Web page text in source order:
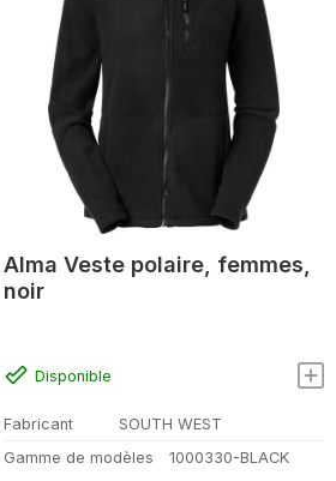
Alma Veste polaire, femmes,
noir
Disponible
Fabricant
SOUTH WEST
Gamme de modèles
1000330-BLACK